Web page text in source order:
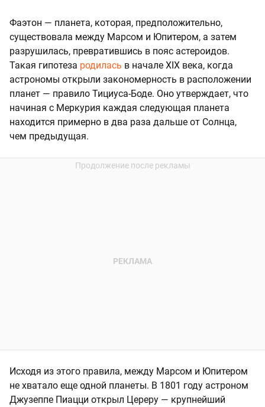
Фаэтон — планета, которая, предположительно,
существовала между Марсом и Юпитером, а затем
разрушилась, превратившись в пояс астероидов.
Такая гипотеза родилась в начале XIX века, когда
астрономы открыли закономерность в расположении
планет — правило Тициуса-Боде. Оно утверждает, что
начиная с Меркурия каждая следующая планета
находится примерно в два раза дальше от Солнца,
чем предыдущая.
Исходя из этого правила, между Марсом и Юпитером
не хватало еще одной планеты. В 1801 году астроном
Джузеппе Пиацци открыл Цереру — крупнейший